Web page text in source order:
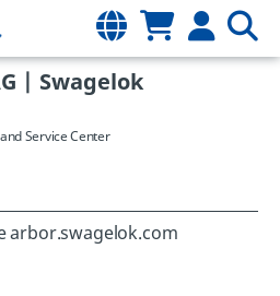
| Swagelok
Service Center
arbor.swagelok.com